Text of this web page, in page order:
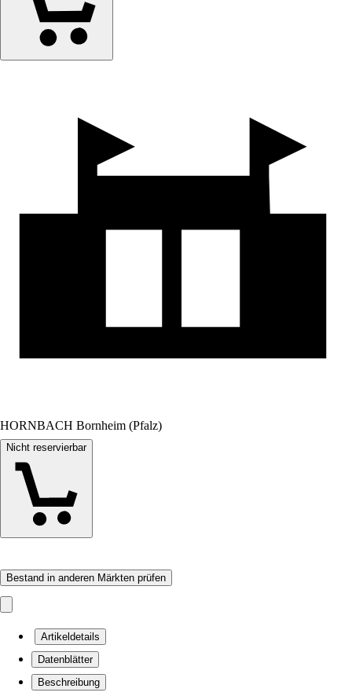
HORNBACH Bornheim (Pfalz)
Nicht reservierbar
Bestand in anderen Märkten prüfen
Artikeldetails
Datenblätter
Beschreibung